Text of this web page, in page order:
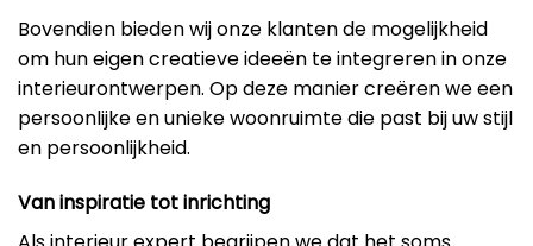
Bovendien bieden wij onze klanten de mogelijkheid
om hun eigen creatieve ideeën te integreren in onze
interieurontwerpen. Op deze manier creëren we een
persoonlijke en unieke woonruimte die past bij uw stijl
en persoonlijkheid.
Van inspiratie tot inrichting